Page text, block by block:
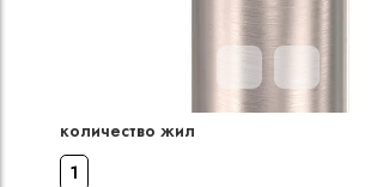
количество жил
1